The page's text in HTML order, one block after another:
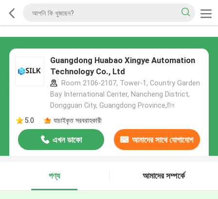
Guangdong Huabao Xingye Automation
Technology Co., Ltd
Room 2106-2107, Tower-1, Country Garden
Bay International Center, Nancheng District,
Dongguan City, Guangdong Province,চীন
5.0
যাচাইকৃত সরবরাহকারী
এখন ডাকো আমাদের সাথে যোগাযোগ
পণ্য
আমাদের সম্পর্কে